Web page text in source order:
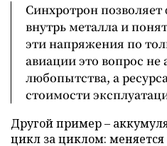
Синхротрон позволяет
внутрь металла и
эти напряжения по
авиации это вопрос не
любопытства, а
стоимости
Другой пример –
цикл за циклом: меняется